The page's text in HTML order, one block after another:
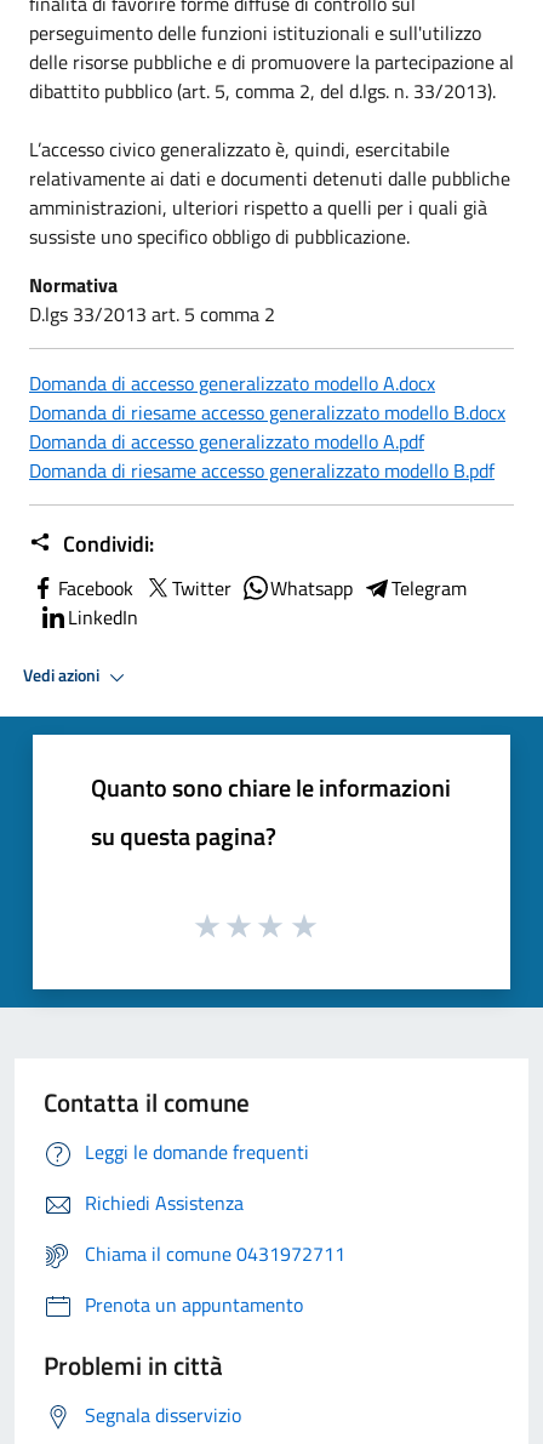
perseguimento delle funzioni istituzionali e sull'utilizzo
delle risorse pubbliche e di promuovere la partecipazione al
dibattito pubblico (art. 5, comma 2, del d.lgs. n. 33/2013).
L’accesso civico generalizzato è, quindi, esercitabile
relativamente ai dati e documenti detenuti dalle pubbliche
amministrazioni, ulteriori rispetto a quelli per i quali già
sussiste uno specifico obbligo di pubblicazione.
Normativa
D.lgs 33/2013 art. 5 comma 2
Domanda di accesso generalizzato modello A.docx
Domanda di riesame accesso generalizzato modello B.docx
Domanda di accesso generalizzato modello A.pdf
Domanda di riesame accesso generalizzato modello B.pdf
Condividi:
Facebook Twitter Whatsapp
Telegram
LinkedIn
Vedi azioni
Quanto sono chiare le informazioni
su questa pagina?
Contatta il comune
Leggi le domande frequenti
Richiedi Assistenza
Chiama il comune 0431972711
Prenota un appuntamento
Problemi in città
Segnala disservizio